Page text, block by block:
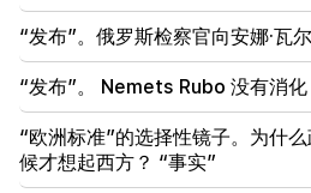
“发布”。俄罗斯检察官向安娜·瓦
“发布”。 Nemets Rubo 没有消
“欧洲标准”的选择性镜子。为什
候才想起西方？ “事实”